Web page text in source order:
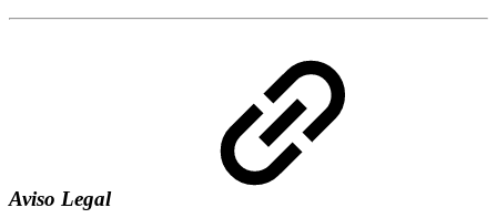
Aviso Legal